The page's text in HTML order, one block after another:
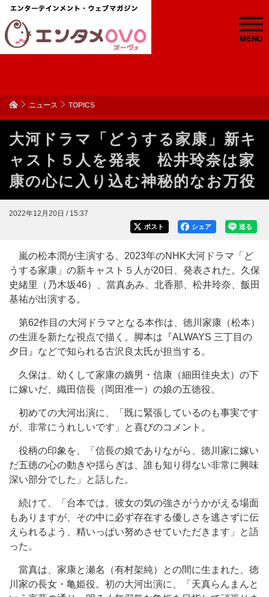
MENU
ニュース TOPICS
大河ドラマ「どうする家康」新キ
ャスト５人を発表 松井玲奈は家
康の心に入り込む神秘的なお万役
2022年12月20日 / 15:37
送る
シェア
ポスト
嵐の松本潤が主演する、2023年のNHK大河ドラマ「ど
うする家康」の新キャスト５人が20日、発表された。久保
史緒里（乃木坂46）、當真あみ、北香那、松井玲奈、飯田
基祐が出演する。
第62作目の大河ドラマとなる本作は、徳川家康（松本）
の生涯を新たな視点で描く。脚本は『ALWAYS 三丁目の
夕日』などで知られる古沢良太氏が担当する。
久保は、幼くして家康の嫡男・信康（細田佳央太）の下
に嫁いだ、織田信長（岡田准一）の娘の五徳役。
初めての大河出演に、「既に緊張しているのも事実です
が、非常にうれしいです」と喜びのコメント。
役柄の印象を、「信長の娘でありながら、徳川家に嫁い
だ五徳の心の動きや揺らぎは、誰も知り得ない非常に興味
深い部分でした」と話した。
続けて、「台本では、彼女の気の強さがうかがえる場面
もありますが、その中に必ず存在する優しさを逃さずに伝
えられるよう、精いっぱい努めさせていただきます」と語
った。
當真は、家康と瀬名（有村架純）との間に生まれた、徳
川家の長女・亀姫役。初の大河出演に、「天真らんまんと